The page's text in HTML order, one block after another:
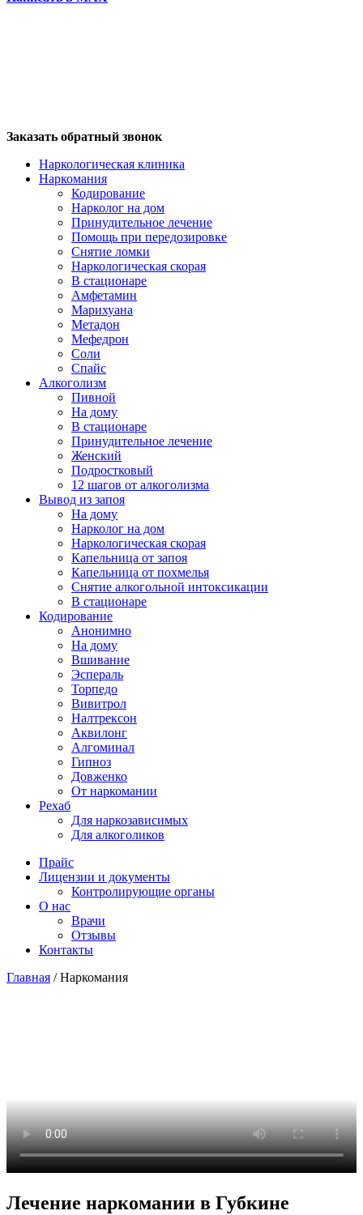
Заказать обратный звонок
Наркологическая клиника
Наркомания
Кодирование
Нарколог на дом
Принудительное лечение
Помощь при передозировке
Снятие ломки
Наркологическая скорая
В стационаре
Амфетамин
Марихуана
Метадон
Мефедрон
Соли
Спайс
Алкоголизм
Пивной
На дому
В стационаре
Принудительное лечение
Женский
Подростковый
12 шагов от алкоголизма
Вывод из запоя
На дому
Нарколог на дом
Наркологическая скорая
Капельница от запоя
Капельница от похмелья
Снятие алкогольной интоксикации
В стационаре
Кодирование
Анонимно
На дому
Вшивание
Эспераль
Торпедо
Вивитрол
Налтрексон
Аквилонг
Алгоминал
Гипноз
Довженко
От наркомании
Рехаб
Для наркозависимых
Для алкоголиков
Прайс
Лицензии и документы
Контролирующие органы
О нас
Врачи
Отзывы
Контакты
Главная /Наркомания
Лечение наркомании в Губкине